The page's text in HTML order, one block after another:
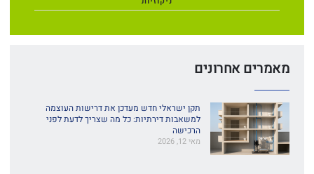
מאמרים אחרונים
תקן ישראלי חדש מעדכן את דרישות העוצמה
למשאבות דירתיות: כל מה שצריך לדעת לפני
הרכישה
מאי 12, 2026